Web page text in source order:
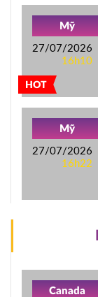
HOT
Mỹ
27/07/2026
16h10
Mỹ
27/07/2026
16h22
Canada